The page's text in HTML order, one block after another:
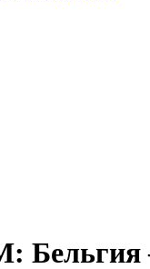
Бельгия